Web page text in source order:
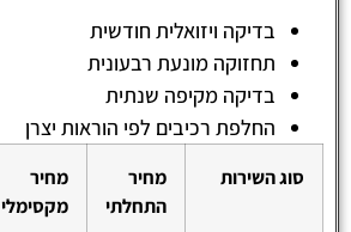
בדיקה ויזואלית חודשית
תחזוקה מונעת רבעונית
בדיקה מקיפה שנתית
החלפת רכיבים לפי הוראות יצרן
סוג השירות
מחיר
התחלתי
מחיר
מקסימלי